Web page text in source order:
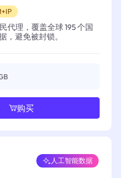
代理，覆盖全球 195 个国
，避免被封锁。
购买
人工智能数据